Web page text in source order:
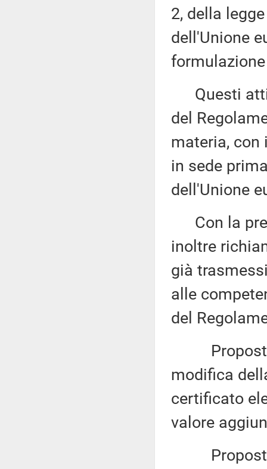
2, della
dell'Unione
Questi atti
del
materia, con
in sede
dell'Unione
Con la
inoltre
già
alle
del
Proposta
modifica
certificato
valore
Proposta